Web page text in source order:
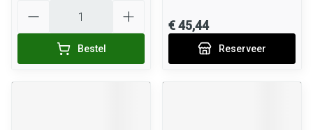
Bestel
€ 45,44
Reserveer